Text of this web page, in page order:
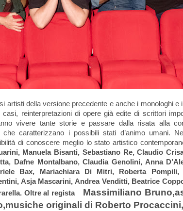
artisti della versione precedente e anche i monologhi e
reinterpretazioni di opere già edite di scrittori
vivere tante storie e passare dalla risata alla
caratterizzano i possibili stati d’animo umani.
di conoscere meglio lo stato artistico
Manuela Bisanti, Sebastiano Re, Claudio
Dafne Montalbano, Claudia Genolini, Anna
Bax, Mariachiara Di Mitri, Roberta Pompili,
Asja Mascarini, Andrea Venditti, Beatrice
Oltre al regista
Massimiliano Bruno,
originali di Roberto